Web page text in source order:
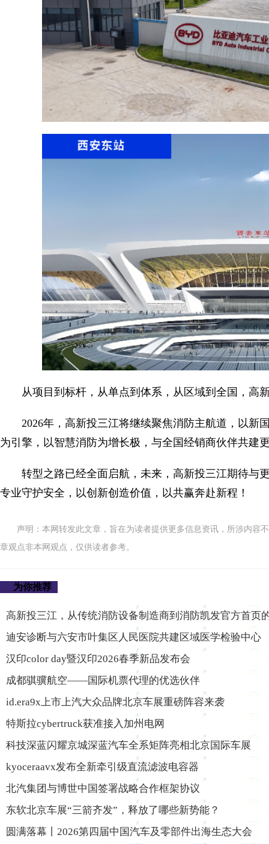
从项目到标杆，从单点到体系，从区域到全国，高
2026年，高新投三江将继续聚焦消防主航道，以新
为引擎，以智慧消防为增长极，与全国经销商伙伴共建
转型之路已经全面启航，未来，高新投三江期待与
专业守护安全，以创新创造价值，以共赢奔赴新程！
声明：本网转发此文章，旨在为读者提供更多信息资讯，所涉内容
章观点非本网观点，仅供读者参考。
为你推荐
高新投三江，从传统消防设备制造商到消防凯发官方首页
迪安诊断与六安市叶集区人民医院共建区域医学检验中心
汉印color day暨汉印2026春季新品发布会
成都骐骥航空——国际机票代理的优选伙伴
id.era9x上市上汽大众品牌北京车展重磅阵容来袭
特斯拉cybertruck获准接入加州电网
科技深蓝闪耀京城深蓝汽车全系矩阵亮相北京国际车展
kyoceraavx发布全新牵引级直流滤波电容器
北汽集团与博世中国签署战略合作框架协议
东软北京车展“三箭齐发”，释放了哪些新势能？
圆满落幕丨2026第四届中国汽车及零部件出海生态大会